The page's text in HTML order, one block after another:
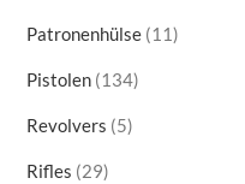
Patronenhülse 1111
Pistolen 134134
Revolvers 55
Rifles 2929